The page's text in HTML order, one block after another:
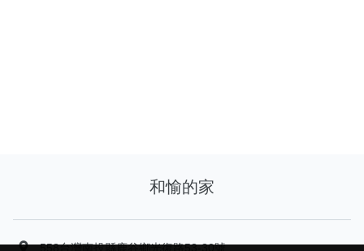
和愉的家
558台灣南投縣鹿谷鄉光復路53-30號